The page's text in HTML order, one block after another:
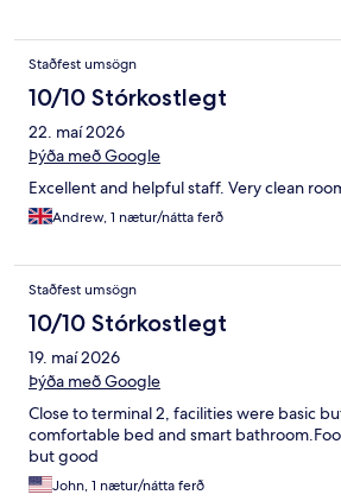
Staðfest umsögn
10/10 Stórkostlegt
22. maí 2026
Þýða með Google
Excellent and helpful staff. Very clean
Andrew, 1 nætur/nátta ferð
Staðfest umsögn
10/10 Stórkostlegt
19. maí 2026
Þýða með Google
Close to terminal 2, facilities were basic
comfortable bed and smart
but good
John, 1 nætur/nátta ferð